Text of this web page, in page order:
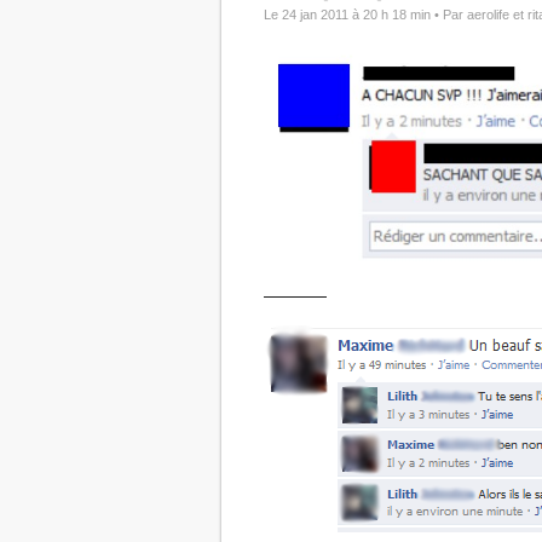
Le 24 jan 2011 à 20 h 18 min • Par aerolife et
————